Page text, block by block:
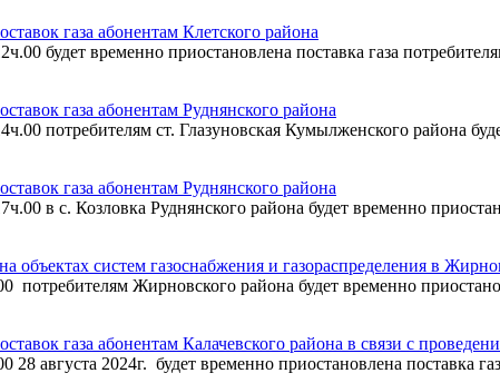
газа абонентам Клетского района
будет временно приостановлена поставка газа
газа абонентам Руднянского района
потребителям ст. Глазуновская Кумылженского района
газа абонентам Руднянского района
в с. Козловка Руднянского района будет временно
систем газоснабжения и газораспределения в
потребителям Жирновского района будет временно
газа абонентам Калачевского района в связи с
28 августа 2024г. будет временно приостановлена поставка